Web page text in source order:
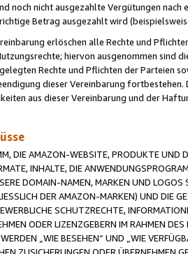
noch nicht ausgezahlte Vergütungen
Betrag ausgezahlt wird
erlöschen alle Rechte und
hiervon ausgenommen sind
Rechte und Pflichten der Parteien
dieser Vereinbarung
aus dieser Vereinbarung und der
DIE AMAZON-WEBSITE, PRODUKTE UND
INHALTE, DIE
DOMAIN-NAMEN, MARKEN UND
DER AMAZON-MARKEN) UND DIE
SCHUTZRECHTE,
ODER LIZENZGEBERN IM RAHMEN
„WIE BESEHEN“ UND „WIE